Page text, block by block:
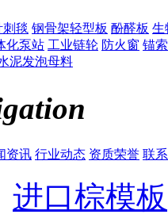
毯 钢骨架轻型板 酚醛板 生
化泵站 工业链轮 防火窗 锚索
泥发泡母料
资讯 行业动态 资质荣誉 联
进口棕模板